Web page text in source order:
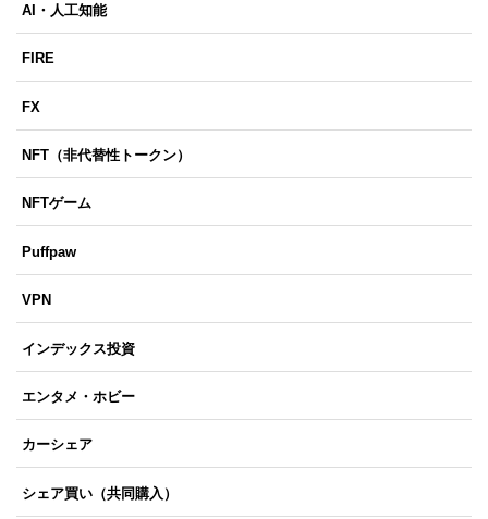
AI・人工知能
FIRE
FX
NFT（非代替性トークン）
NFTゲーム
Puffpaw
VPN
インデックス投資
エンタメ・ホビー
カーシェア
シェア買い（共同購入）